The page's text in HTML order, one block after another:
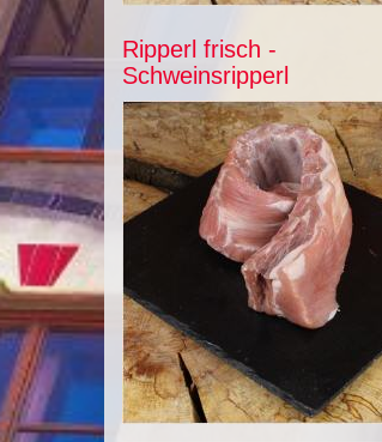
Ripperl frisch -
Schweinsripperl